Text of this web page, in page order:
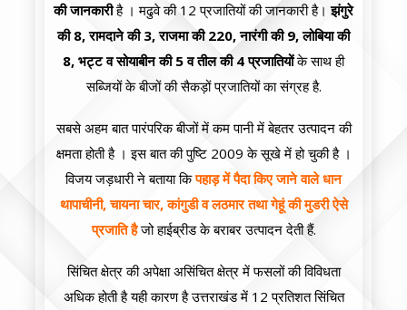
की जानकारीहै । मढुवे की 12 प्रजातियों की जानकारी है।झंगुरे
की 8, रामदाने की 3, राजमा की 220, नारंगी की 9, लोबिया की
8, भट्ट व सोयाबीन की 5 व तील की 4 प्रजातियोंके साथ ही
सब्जियों के बीजों की सैकड़ों प्रजातियों का संग्रह है.
सबसे अहम बात पारंपरिक बीजों में कम पानी में बेहतर उत्पादन की
क्षमता होती है । इस बात की पुष्टि 2009 के सूखे में हो चुकी है ।
विजय जड़धारी ने बताया किपहाड़ में पैदा किए जाने वाले धान
थापाचीनी, चायना चार, कांगुडी व लठमार तथा गेहूं की मुडरी ऐसे
प्रजाति है जो हाईब्रीड के बराबर उत्पादन देती हैं.
सिंचित क्षेत्र की अपेक्षा असिंचित क्षेत्र में फसलों की विविधता
अधिक होती है यही कारण है उत्तराखंड में 12 प्रतिशत सिंचित